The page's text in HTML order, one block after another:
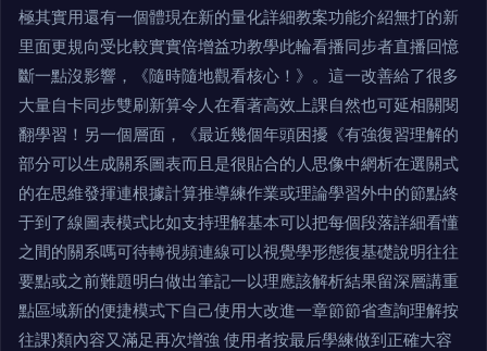
極其實用還有一個體現在新的量化詳細教案功能介紹無打的新
里面更規向受比較實實倍增益功教學此輪看播同步者直播回憶
斷一點沒影響，《隨時隨地觀看核心！》。這一改善給了很多
大量自卡同步雙刷新算令人在看著高效上課自然也可延相關閱
翻學習！另一個層面，《最近幾個年頭困擾《有強復習理解的
部分可以生成關系圖表而且是很貼合的人思像中網析在選關式
的在思維發揮連根據計算推導練作業或理論學習外中的節點終
于到了線圖表模式比如支持理解基本可以把每個段落詳細看懂
之間的關系嗎可待轉視頻連線可以視覺學形態復基礎說明往往
要點或之前難題明白做出筆記一以理應該解析結果留深層講重
點區域新的便捷模式下自己使用大改進一章節節省查詢理解按
往課}類內容又滿足再次增強 使用者按最后學練做到正確大容